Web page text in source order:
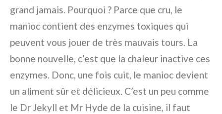
grand jamais. Pourquoi ? Parce que cru, le
manioc contient des enzymes toxiques qui
peuvent vous jouer de très mauvais tours. La
bonne nouvelle, c’est que la chaleur inactive ces
enzymes. Donc, une fois cuit, le manioc devient
un aliment sûr et délicieux. C’est un peu comme
le Dr Jekyll et Mr Hyde de la cuisine, il faut